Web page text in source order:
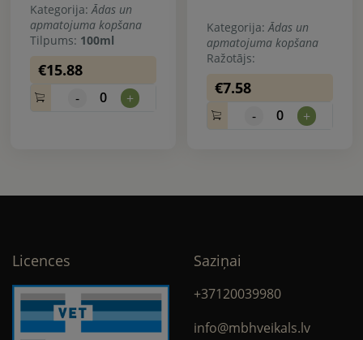
Kategorija:Ādas un
apmatojuma kopšana
Tilpums: 100ml
€15.88
- 0 +
Kategorija:Ādas un
apmatojuma kopšana
Ražotājs:
€7.58
- 0 +
Licences Saziņai
+37120039980
info@mbhveikals.lv